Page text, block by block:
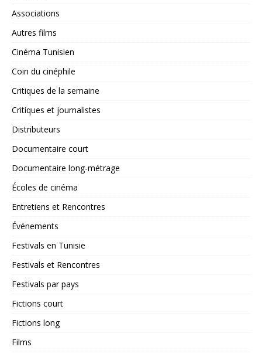
Associations
Autres films
Cinéma Tunisien
Coin du cinéphile
Critiques de la semaine
Critiques et journalistes
Distributeurs
Documentaire court
Documentaire long-métrage
Écoles de cinéma
Entretiens et Rencontres
Événements
Festivals en Tunisie
Festivals et Rencontres
Festivals par pays
Fictions court
Fictions long
Films